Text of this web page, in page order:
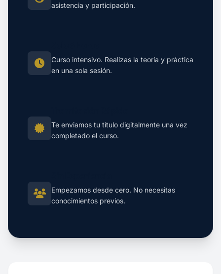
asistencia y participación.
Curso intensivo. Realizas la teoría y práctica
en una sola sesión.
Te enviamos tu título digitalmente una vez
completado el curso.
Empezamos desde cero. No necesitas
conocimientos previos.